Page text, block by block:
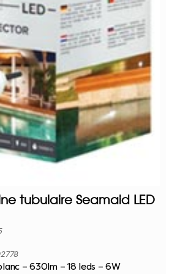
tubulaire Seamaid LED
– 630lm – 18 leds – 6W